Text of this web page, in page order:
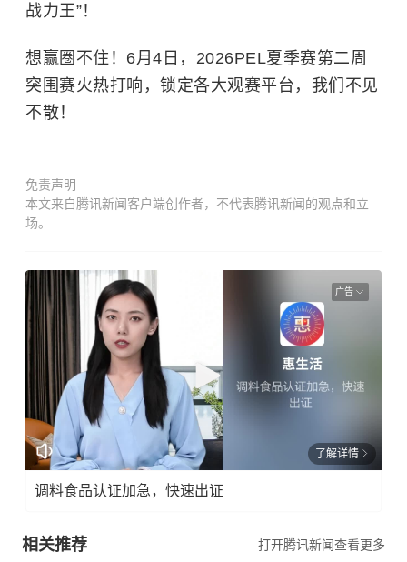
战力王”！
想赢圈不住！6月4日，2026PEL夏季赛第二周
突围赛火热打响，锁定各大观赛平台，我们不见
不散！
免责声明
本文来自腾讯新闻客户端创作者，不代表腾讯新闻的观点和立
场。
广告
了解详情
调料食品认证加急，快速出证
相关推荐 打开腾讯新闻查看更多